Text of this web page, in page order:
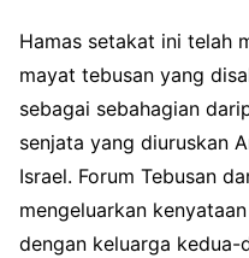
Hamas setakat ini telah
mayat tebusan yang
sebagai sebahagian
senjata yang diuruskan
Israel. Forum Tebusan
mengeluarkan
dengan keluarga kedua-